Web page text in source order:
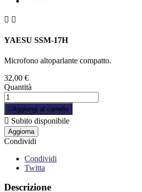
 
YAESU SSM-17H
Microfono altoparlante compatto.
32,00 €
Quantità
Aggiungi al carrello
 Subito disponibile
Condividi
Condividi
Twitta
Descrizione